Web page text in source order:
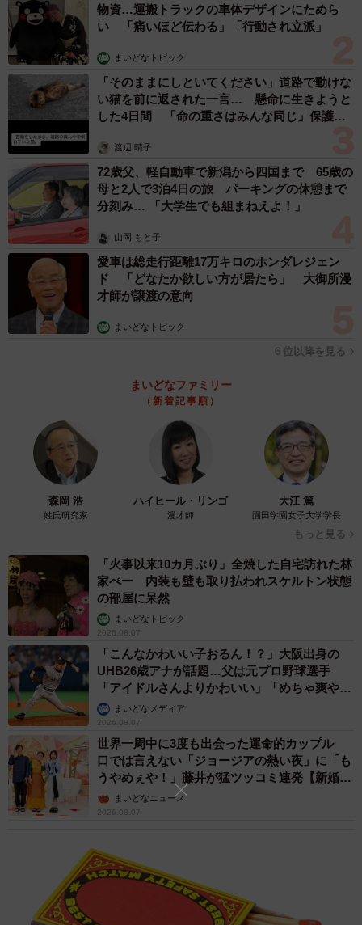
（40.1％）といった意見も上位に挙げられました。
地元に好きなイベントがありますか？（提供画像）
ちなみに、「地元に好きなイベントがありますか」という
質問に対して、「お祭り」と答えた割合をみると、「地元
が好き」と答えた2371人では56.3％となったのに対して、
「好きではない」と答えた177人では11.9％と約5倍の差が
みられました。
一方、「好きな地元のイベントは特にない」と答えた割合
をみると、「地元が好き」と答えた人は32.1％、「好きで
はない」と答えた人では80.2％と大きな違いがみられたこ
とから、好きなイベントがある人ほど、地元愛が強い傾向
がうかがえました。
物資…運搬トラックの車体デザインにためら
い 「痛いほど伝わる」「行動され立派」
まいどなトピック
「そのままにしといてください」道路で動けな
い猫を前に返された一言… 懸命に生きようと
した4日間 「命の重さはみんな同じ」保護団
渡辺 晴子
72歳父、軽自動車で新潟から四国まで 65歳の
母と2人で3泊4日の旅 パーキングの休憩まで
分刻み… 「大学生でも組まねえよ！」
山岡 もと子
愛車は総走行距離17万キロのホンダレジェン
ド 「どなたか欲しい方が居たら」 大御所漫
才師が譲渡の意向
まいどなトピック
６位以降を見る
まいどなファミリー
（新着記事順）
森岡 浩
姓氏研究家
ハイヒール・リンゴ
漫才師
大江 篤
園田学園女子大学学長
もっと見る
「火事以来10カ月ぶり」全焼した自宅訪れた林
家ぺー 内装も壁も取り払われスケルトン状態
の部屋に呆然
まいどなトピック
2026.08.07
「こんなかわいい子おるん！？」大阪出身の
UHB26歳アナが話題…父は元プロ野球選手
「アイドルさんよりかわいい」「めちゃ爽や
か」まいどなメディア
2026.08.07
世界一周中に3度も出会った運命的カップル
口では言えない「ジョージアの熱い夜」に「も
うやめぇや！」藤井が猛ツッコミ連発【新婚さ
ん】まいどなニュース
2026.08.07